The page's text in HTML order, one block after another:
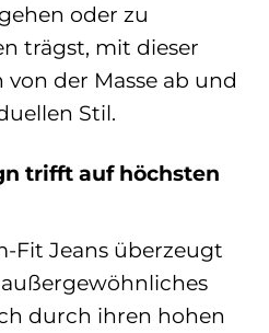
oder zu
trägst, mit dieser
der Masse ab und
Stil.
trifft auf höchsten
Fit Jeans überzeugt
durch ihren hohen